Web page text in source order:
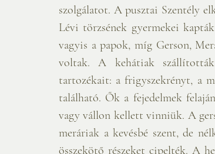
szolgálatot. A pusztai Szentély
Lévi törzsének gyermekei
vagyis a papok, míg Gerson,
voltak. A kehátiak
tartozékait: a frigyszekrényt, a
található. Ők a fejedelmek
vagy vállon kellett vinniük. A
meráriak a kevésbé szent, de
összekötő részeket cipelték. A